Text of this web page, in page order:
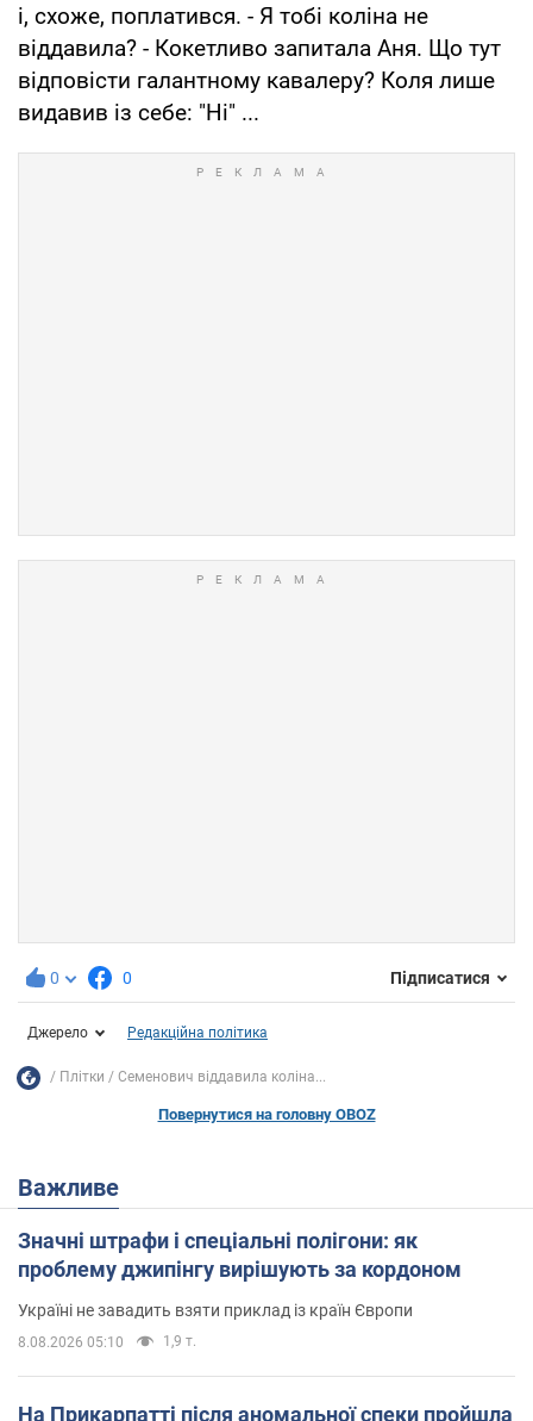
і, схоже, поплатився. - Я тобі коліна не
віддавила? - Кокетливо запитала Аня. Що тут
відповісти галантному кавалеру? Коля лише
видавив із себе: "Ні" ...
0 0 Підписатися
Джерело Редакційна політика
Плітки Семенович віддавила коліна...
Повернутися на головну OBOZ
Важливе
Значні штрафи і спеціальні полігони: як
проблему джипінгу вирішують за кордоном
Україні не завадить взяти приклад із країн Європи
8.08.2026 05:10 1,9 т.
На Прикарпатті після аномальної спеки пройшла